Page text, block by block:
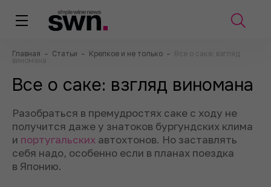
Главная – Статьи – Крепкое и не только – Все о саке: взгляд
виномана
Все о саке: взгляд виномана
Разобраться в премудростях саке с ходу не
получится даже у знатоков бургундских клима
и португальских автохтонов. Но заставлять
себя надо, особенно если в планах поездка
в Японию.